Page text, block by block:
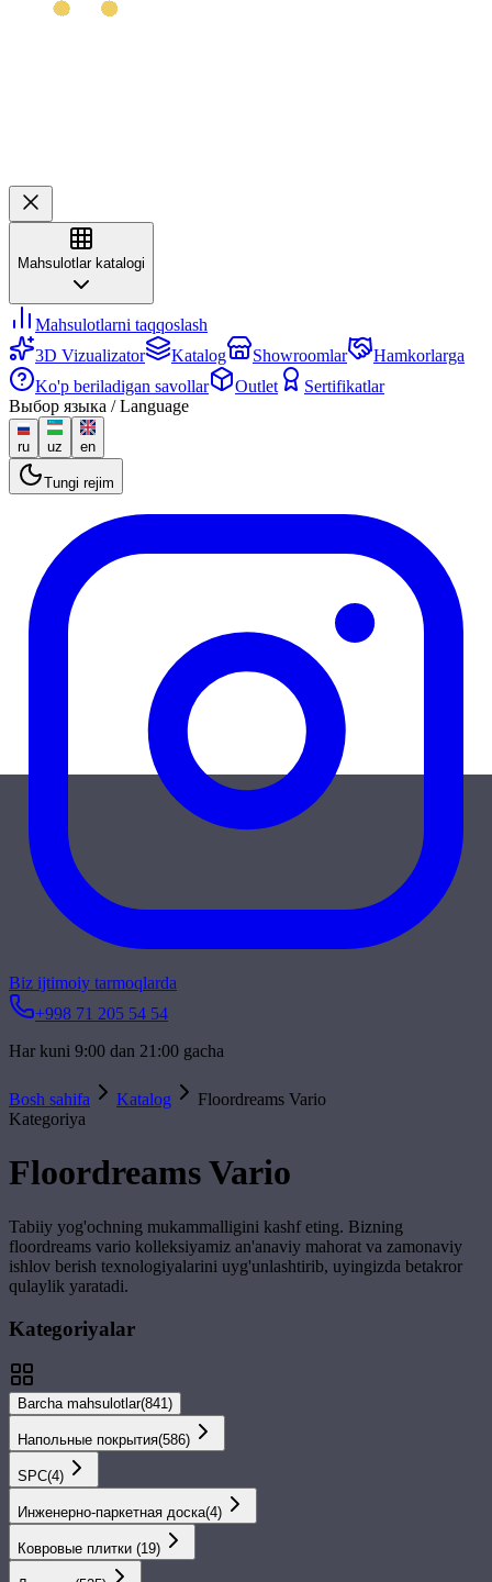
Mahsulotlar katalogi
Mahsulotlarni taqqoslash
3D Vizualizator
Katalog Showroomlar
Hamkorlarga
Ko'p beriladigan savollar
Outlet
Sertifikatlar
Выбор языка / Language
ru uz en
Tungi rejim
Biz ijtimoiy tarmoqlarda
+998 71 205 54 54
Har kuni 9:00 dan 21:00 gacha
Bosh sahifa Katalog
Floordreams Vario
Kategoriya
Floordreams Vario
Tabiiy yog'ochning mukammalligini kashf eting. Bizning
floordreams vario kolleksiyamiz an'anaviy mahorat va zamonaviy
ishlov berish texnologiyalarini uyg'unlashtirib, uyingizda betakror
qulaylik yaratadi.
Kategoriyalar
Barcha mahsulotlar(841)
Напольные покрытия(586)
SPС(4)
Инженерно-паркетная доска(4)
Ковровые плитки (19)